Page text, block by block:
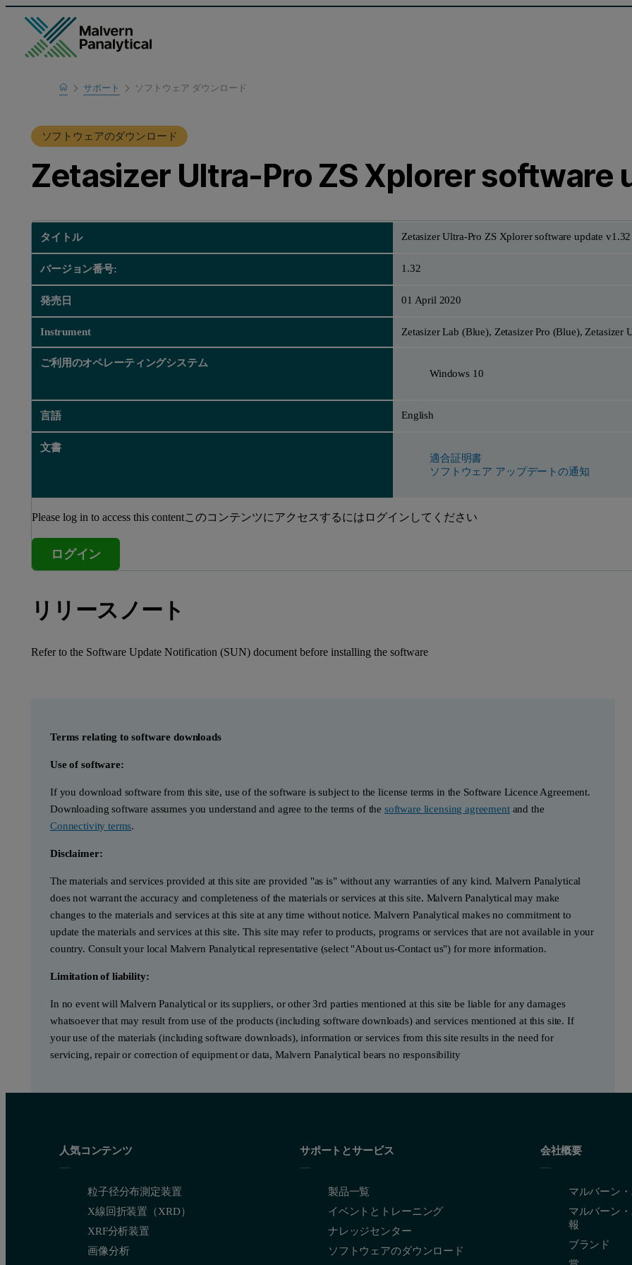
Homeサポート
製品サポート
ソフトウェア ダウンロード
ソフトウェアのダウンロード
Zetasizer Ultra-Pro ZS Xplorer software
タイトル Zetasizer Ultra-Pro ZS Xplorer software update v1.32
バージョン番号: 1.32
発売日 01 April 2020
Instrument Zetasizer Lab (Blue), Zetasizer Pro (Blue), Zetasizer
ご利用のオペレーティングシステム
Windows 10
言語 English
文書
適合証明書
ソフトウェア アップデートの通知
Please log in to access this contentこのコンテンツにアクセスするにはログインしてください
ログイン
リリースノート
Refer to the Software Update Notification (SUN) document before installing the software
Terms relating to software downloads
Use of software:
If you download software from this site, use of the software is subject to the license terms in the Software Licence Agreement.
Downloading software assumes you understand and agree to the terms of the software licensing agreementand the
Connectivity terms.
Disclaimer:
The materials and services provided at this site are provided "as is" without any warranties of any kind. Malvern Panalytical
does not warrant the accuracy and completeness of the materials or services at this site. Malvern Panalytical may make
changes to the materials and services at this site at any time without notice. Malvern Panalytical makes no commitment to
update the materials and services at this site. This site may refer to products, programs or services that are not available in your
country. Consult your local Malvern Panalytical representative (select "About us-Contact us") for more information.
Limitation of liability:
In no event will Malvern Panalytical or its suppliers, or other 3rd parties mentioned at this site be liable for any damages
whatsoever that may result from use of the products (including software downloads) and services mentioned at this site. If
your use of the materials (including software downloads), information or services from this site results in the need for
servicing, repair or correction of equipment or data, Malvern Panalytical bears no responsibility
人気コンテンツ
粒子径分布測定装置
X線回折装置（XRD）
XRF分析装置
画像分析
サポートとサービス
製品一覧
イベントとトレーニング
ナレッジセンター
ソフトウェアのダウンロード
会社概要
マルバーン
マルバーン
報
ブランド